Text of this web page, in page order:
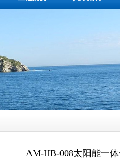
AM-HB-008太阳能一